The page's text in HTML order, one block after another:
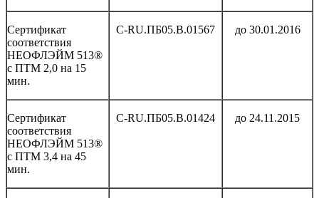
Сертификат
соответствия
НЕОФЛЭЙМ 513®
с ПТМ 2,0 на 15
мин.
С-RU.ПБ05.В.01567 до 30.01.2016
Сертификат
соответствия
НЕОФЛЭЙМ 513®
с ПТМ 3,4 на 45
мин.
С-RU.ПБ05.В.01424 до 24.11.2015